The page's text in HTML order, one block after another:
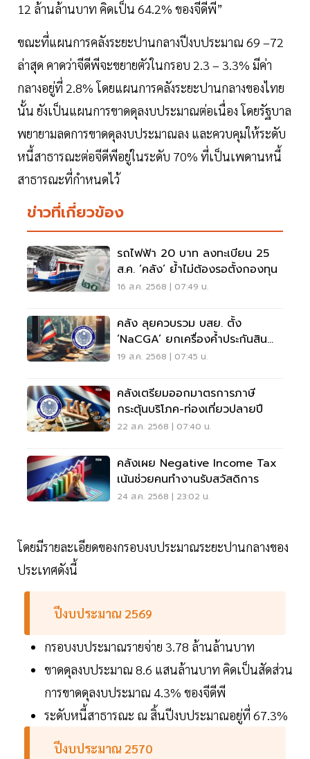
12 ล้านล้านบาท คิดเป็น 64.2% ของจีดีพี”
ขณะที่แผนการคลังระยะปานกลางปีงบประมาณ 69 –72
ล่าสุด คาดว่าจีดีพีจะขยายตัวในกรอบ 2.3 – 3.3% มีค่า
กลางอยู่ที่ 2.8% โดยแผนการคลังระยะปานกลางของไทย
นั้น ยังเป็นแผนการขาดดุลงบประมาณต่อเนื่อง โดยรัฐบาล
พยายามลดการขาดดุลงบประมาณลง และควบคุมให้ระดับ
หนี้สาธารณะต่อจีดีพีอยู่ในระดับ 70% ที่เป็นเพดานหนี้
สาธารณะที่กำหนดไว้
ข่าวที่เกี่ยวข้อง
รถไฟฟ้า 20 บาท ลงทะเบียน 25
ส.ค. ‘คลัง’ ย้ำไม่ต้องรอตั้งกองทุน
16 ส.ค. 2568 | 07:49 น.
คลัง ลุยควบรวม บสย. ตั้ง
‘NaCGA’ ยกเครื่องค้ำประกันสิน
เชื่อไทย
19 ส.ค. 2568 | 07:45 น.
คลังเตรียมออกมาตรการภาษี
กระตุ้นบริโภค-ท่องเที่ยวปลายปี
22 ส.ค. 2568 | 07:40 น.
คลังเผย Negative Income Tax
เน้นช่วยคนทำงานรับสวัสดิการ
24 ส.ค. 2568 | 23:02 น.
โดยมีรายละเอียดของกรอบงบประมาณระยะปานกลางของ
ประเทศดังนี้
ปีงบประมาณ 2569
กรอบงบประมาณรายจ่าย 3.78 ล้านล้านบาท
ขาดดุลงบประมาณ 8.6 แสนล้านบาท คิดเป็นสัดส่วน
การขาดดุลงบประมาณ 4.3% ของจีดีพี
ระดับหนี้สาธารณะ ณ สิ้นปีงบประมาณอยู่ที่ 67.3%
ปีงบประมาณ 2570